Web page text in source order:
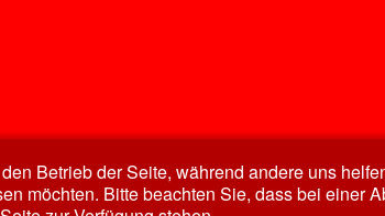
Betrieb der Seite, während andere uns
möchten. Bitte beachten Sie, dass bei einer